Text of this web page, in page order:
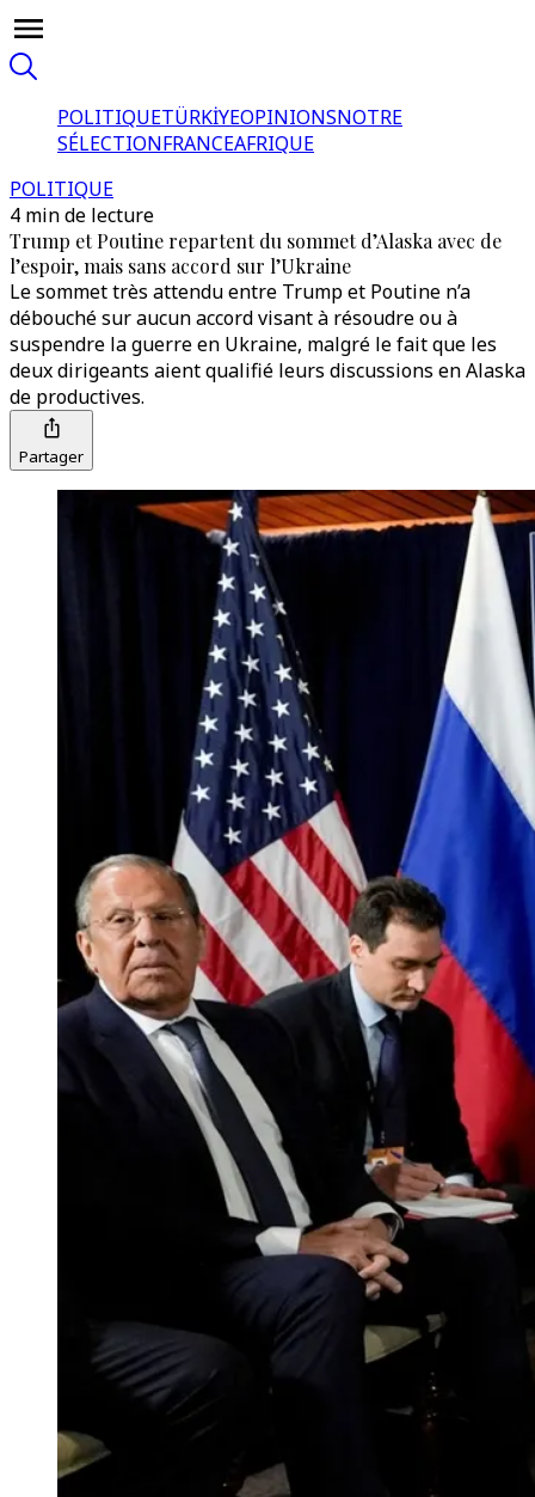
POLITIQUETÜRKİYEOPINIONSNOTRE
SÉLECTIONFRANCEAFRIQUE
POLITIQUE
4 min de lecture
Trump et Poutine repartent du sommet d’Alaska avec de
l’espoir, mais sans accord sur l’Ukraine
Le sommet très attendu entre Trump et Poutine n’a
débouché sur aucun accord visant à résoudre ou à
suspendre la guerre en Ukraine, malgré le fait que les
deux dirigeants aient qualifié leurs discussions en Alaska
de productives.
Partager